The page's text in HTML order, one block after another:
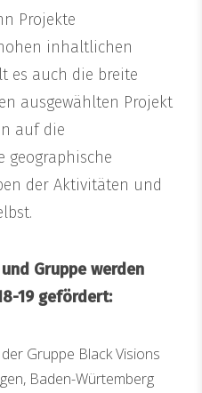
Projekte
inhaltlichen
es auch die breite
ausgewählten Projekt
auf die
geographische
der Aktivitäten und
Gruppe werden
19 gefördert:
Gruppe Black Visions
Baden-Würtemberg